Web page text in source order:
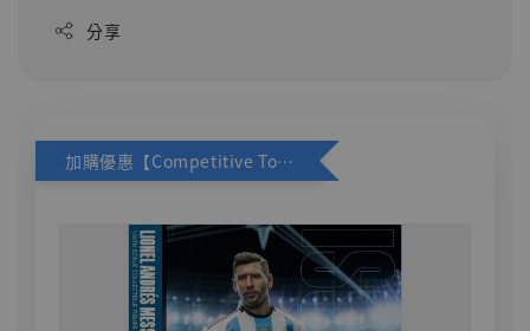
分享
加購優惠【Competitive Toys 梅西 [CM001]】